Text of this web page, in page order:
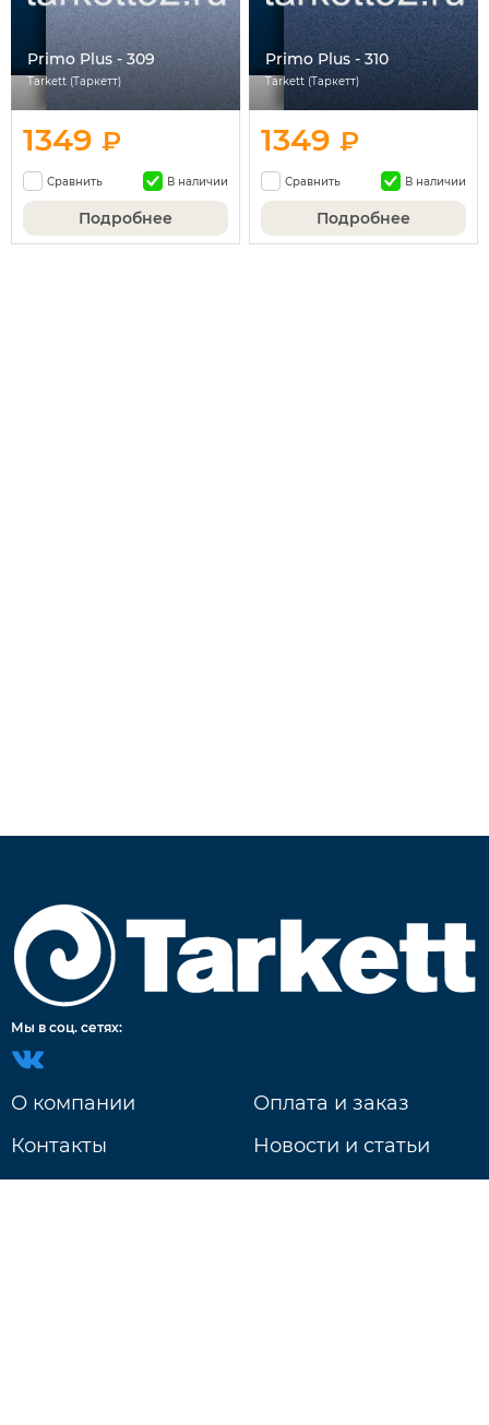
Primo Plus - 309
Tarkett (Таркетт)
1349 ₽
Сравнить В наличии
Подробнее
Primo Plus - 310
Tarkett (Таркетт)
1349₽
Сравнить В наличии
Подробнее
Мы в соц. сетях:
О компании
Контакты
Оплата и заказ
Новости и статьи